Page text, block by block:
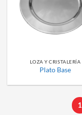
LOZA Y CRISTALERÍA
Plato Base
1